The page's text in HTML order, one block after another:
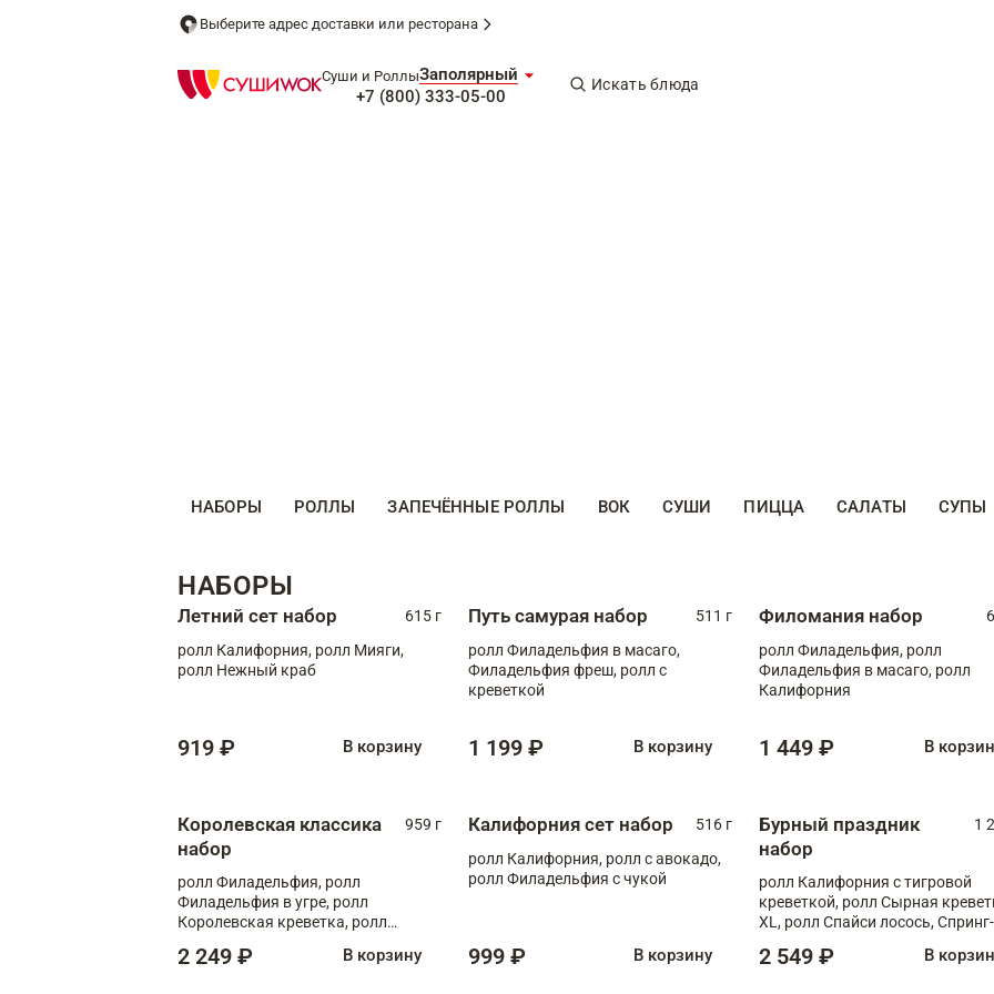
Выберите адрес доставки или ресторана
Суши и РоллыЗаполярный
+7 (800) 333-05-00
Искать блюда
НАБОРЫ РОЛЛЫ ЗАПЕЧЁННЫЕ РОЛЛЫ ВОК СУШИ ПИЦЦА САЛАТЫ СУПЫ
НАБОРЫ
Летний сет набор
615 г
ролл Калифорния, ролл Мияги,
ролл Нежный краб
919 ₽ В корзину
Путь самурая набор
511 г
ролл Филадельфия в масаго,
Филадельфия фреш, ролл с
креветкой
1 199 ₽ В корзину
Филомания набор
ролл Филадельфия, ролл
Филадельфия в масаго, ролл
Калифорния
1 449 ₽ В
Королевская классика
набор
959 г
ролл Филадельфия, ролл
Филадельфия в угре, ролл
Королевская креветка, ролл
2 249 ₽ В корзину
Калифорния сет набор
516 г
ролл Калифорния, ролл с авокадо,
ролл Филадельфия с чукой
999 ₽ В корзину
Бурный праздник
набор
1
ролл Калифорния с тигровой
креветкой, ролл Сырная
XL, ролл Спайси лосось, Спринг-
Медовая креветка
2 549 ₽ В